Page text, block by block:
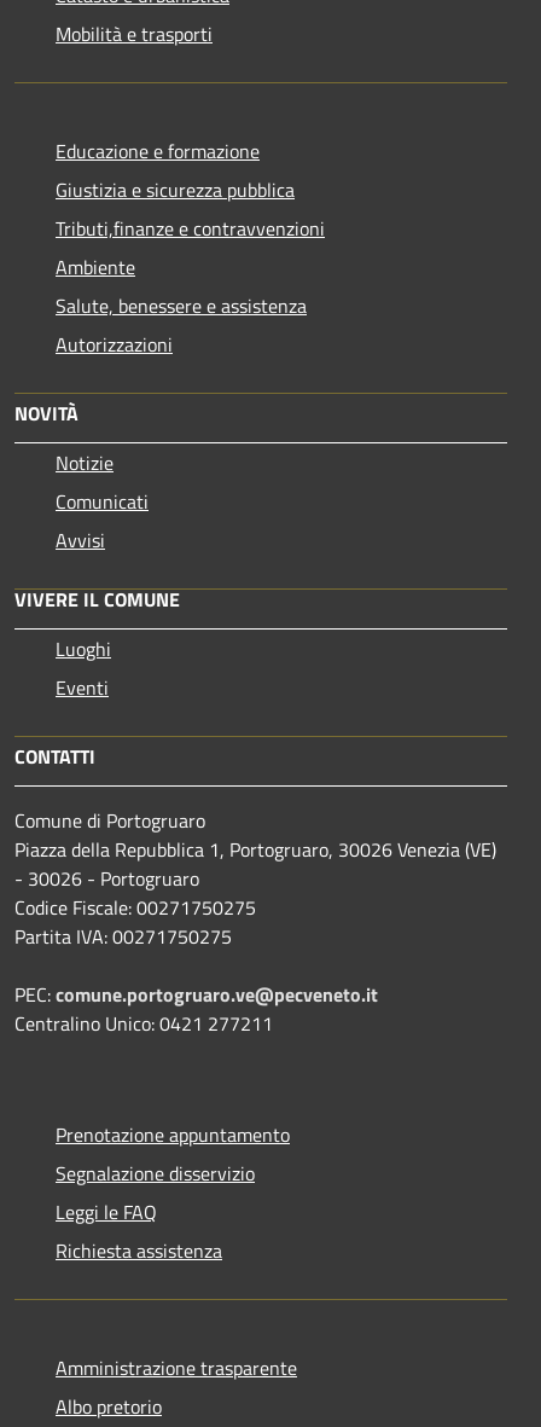
Mobilità e trasporti
Educazione e formazione
Giustizia e sicurezza pubblica
Tributi,finanze e contravvenzioni
Ambiente
Salute, benessere e assistenza
Autorizzazioni
NOVITÀ
Notizie
Comunicati
Avvisi
VIVERE IL COMUNE
Luoghi
Eventi
CONTATTI
Comune di Portogruaro
Piazza della Repubblica 1, Portogruaro, 30026 Venezia (VE)
- 30026 - Portogruaro
Codice Fiscale: 00271750275
Partita IVA: 00271750275
PEC:comune.portogruaro.ve@pecveneto.it
Centralino Unico: 0421 277211
Prenotazione appuntamento
Segnalazione disservizio
Leggi le FAQ
Richiesta assistenza
Amministrazione trasparente
Albo pretorio